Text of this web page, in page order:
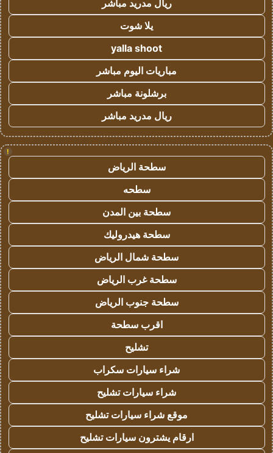
ريال مدريد مباشر
يلا شوت
yalla shoot
مباريات اليوم مباشر
برشلونة مباشر
ريال مدريد مباشر
!
سطحة الرياض
سطحه
سطحة بين المدن
سطحة هيدروليك
سطحة شمال الرياض
سطحة غرب الرياض
سطحة جنوب الرياض
اقرب سطحة
تشليح
شراء سيارات سكراب
شراء سيارات تشليح
موقع شراء سيارات تشليح
ارقام يشترون سيارات تشليح